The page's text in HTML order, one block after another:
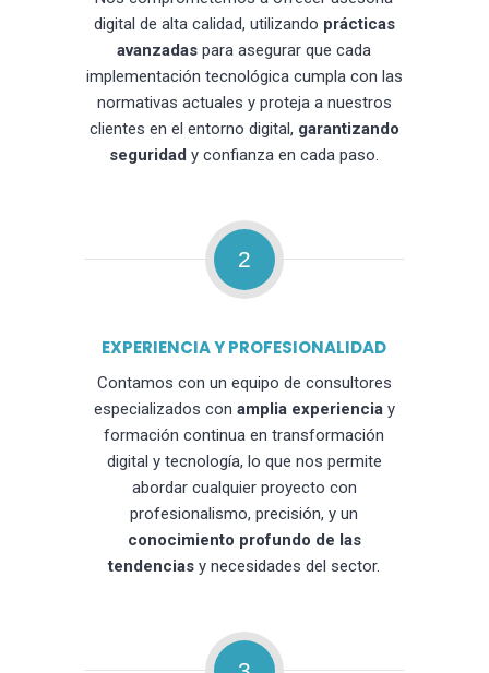
digital de alta calidad, utilizando prácticas
avanzadas para asegurar que cada
implementación tecnológica cumpla con las
normativas actuales y proteja a nuestros
clientes en el entorno digital, garantizando
seguridad y confianza en cada paso.
2
EXPERIENCIA Y PROFESIONALIDAD
Contamos con un equipo de consultores
especializados con amplia experienciay
formación continua en transformación
digital y tecnología, lo que nos permite
abordar cualquier proyecto con
profesionalismo, precisión, y un
conocimiento profundo de las
tendencias y necesidades del sector.